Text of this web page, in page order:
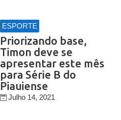
ESPORTE
Priorizando base,
Timon deve se
apresentar este mês
para Série B do
Piauiense
Julho 14, 2021